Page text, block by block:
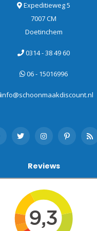
Expeditieweg 5
7007 CM
Doetinchem
0314 - 38 49 60
06 - 15016996
info@schoonmaakdiscount.nl
Reviews